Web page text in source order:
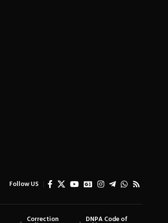
Follow US
Correction DNPA Code of